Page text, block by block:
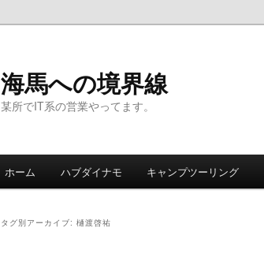
海馬への境界線
某所でIT系の営業やってます。
メ
サ
ホーム ハブダイナモ キャンプツーリング
タグ別アーカイブ: 樋渡啓祐